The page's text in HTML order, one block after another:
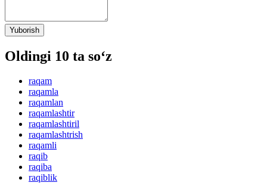
Yuborish
Oldingi 10 ta so‘z
raqam
raqamla
raqamlan
raqamlashtir
raqamlashtiril
raqamlashtrish
raqamli
raqib
raqiba
raqiblik